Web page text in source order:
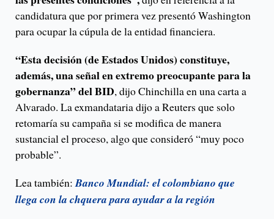
candidatura que por primera vez presentó Washington
para ocupar la cúpula de la entidad financiera.
“Esta decisión (de Estados Unidos) constituye,
además, una señal en extremo preocupante para la
gobernanza” del BID, dijo Chinchilla en una carta a
Alvarado. La exmandataria dijo a Reuters que solo
retomaría su campaña si se modifica de manera
sustancial el proceso, algo que consideró “muy poco
probable”.
Lea también:Banco Mundial: el colombiano que
llega con la chquera para ayudar a la región